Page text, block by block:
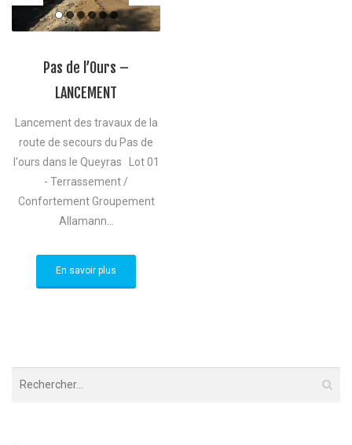
Pas de l’Ours –
LANCEMENT
Lancement des travaux de la
route de secours du Pas de
l'ours dans le Queyras Lot 01
- Terrassement /
Confortement Groupement
Allamann...
En savoir plus